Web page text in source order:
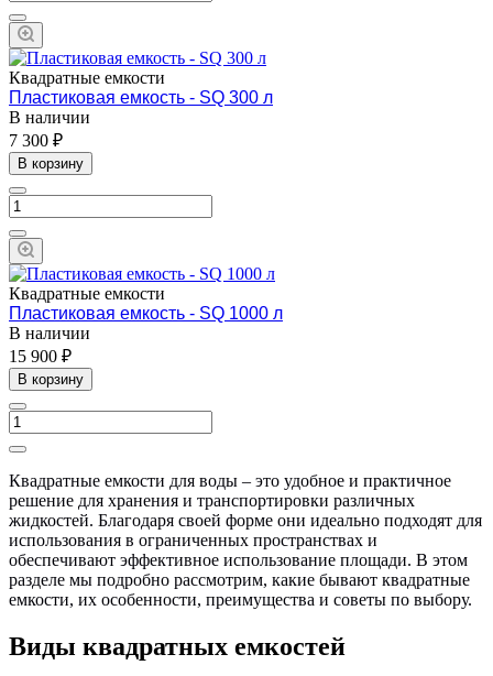
Квадратные емкости
Пластиковая емкость - SQ 300 л
В наличии
7 300 ₽
В корзину
Квадратные емкости
Пластиковая емкость - SQ 1000 л
В наличии
15 900 ₽
В корзину
Квадратные емкости для воды – это удобное и практичное
решение для хранения и транспортировки различных
жидкостей. Благодаря своей форме они идеально подходят для
использования в ограниченных пространствах и
обеспечивают эффективное использование площади. В этом
разделе мы подробно рассмотрим, какие бывают квадратные
емкости, их особенности, преимущества и советы по выбору.
Виды квадратных емкостей